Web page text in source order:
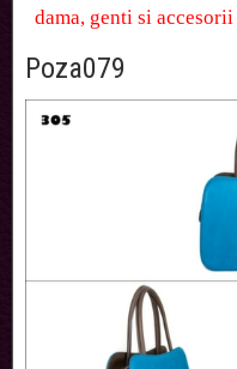
dama, genti si
Poza079